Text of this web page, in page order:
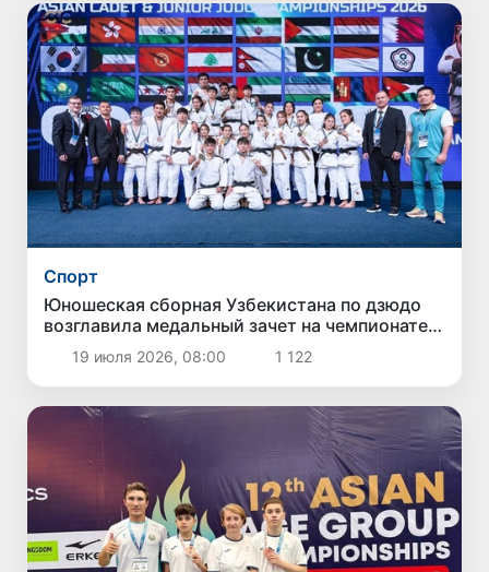
Спорт
Юношеская сборная Узбекистана по дзюдо
возглавила медальный зачет на чемпионате
Азии19 июля 2026, 08:00 1 122